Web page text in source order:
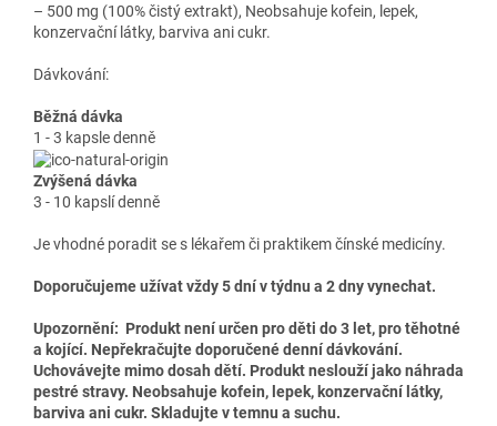
– 500 mg (100% čistý extrakt), Neobsahuje kofein, lepek,
konzervační látky, barviva ani cukr.
Dávkování:
Běžná dávka
1 - 3 kapsle denně
Zvýšená dávka
3 - 10 kapslí denně
Je vhodné poradit se s lékařem či praktikem čínské medicíny.
Doporučujeme užívat vždy 5 dní v týdnu a 2 dny vynechat.
Upozornění: Produkt není určen pro děti do 3 let, pro těhotné
a kojící. Nepřekračujte doporučené denní dávkování.
Uchovávejte mimo dosah dětí. Produkt neslouží jako náhrada
pestré stravy. Neobsahuje kofein, lepek, konzervační látky,
barviva ani cukr. Skladujte v temnu a suchu.